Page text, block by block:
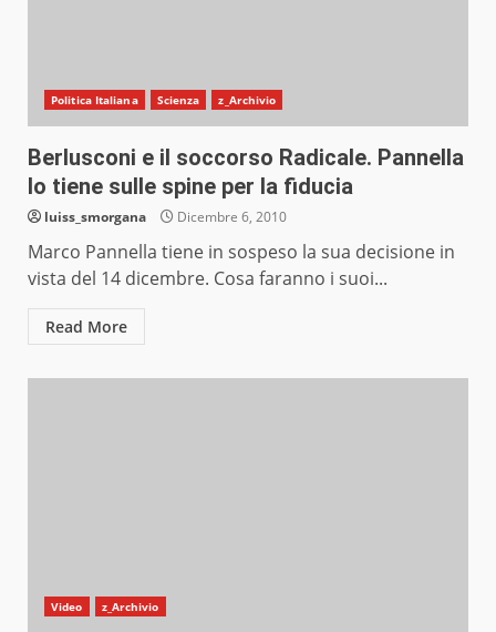
Politica Italiana Scienza z_Archivio
Berlusconi e il soccorso Radicale. Pannella
lo tiene sulle spine per la fiducia
luiss_smorgana Dicembre 6, 2010
Marco Pannella tiene in sospeso la sua decisione in
vista del 14 dicembre. Cosa faranno i suoi...
Read More
Video z_Archivio